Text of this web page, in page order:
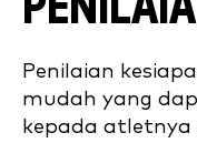
Penilaian
mudah yang
kepada